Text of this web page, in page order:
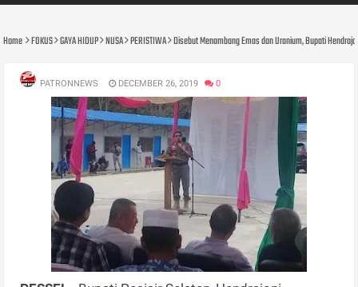
Home FOKUS GAYA HIDUP NUSA PERISTIWA Disebut Menambang Emas dan Uranium, Bupati
PATRONNEWS DECEMBER 26, 2019 0